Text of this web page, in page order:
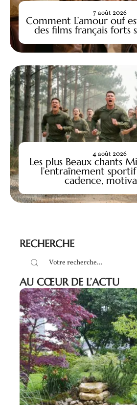
Comment L’amour ouf
des films français forts
7 août 2026
Les plus Beaux chants
l’entraînement
cadence,
4 août 2026
RECHERCHE
AU CŒUR DE L’ACTU